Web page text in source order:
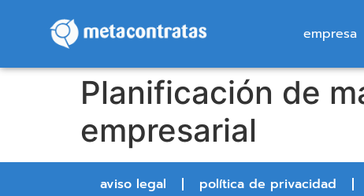
empresa
Planificación de
empresarial
aviso legal política de privacidad